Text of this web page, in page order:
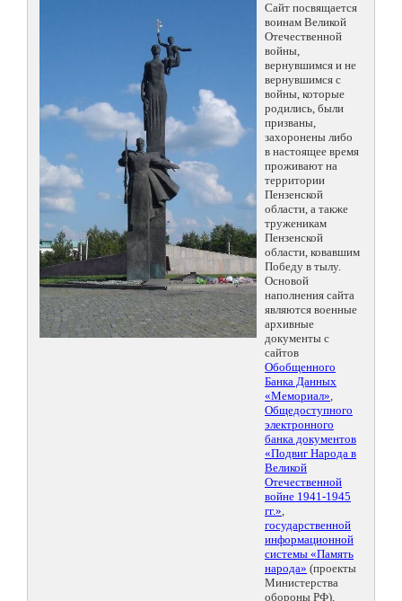
Сайт посвящается
воинам Великой
Отечественной
войны,
вернувшимся и не
вернувшимся с
войны, которые
родились, были
призваны,
захоронены либо
в настоящее время
проживают на
территории
Пензенской
области, а также
труженикам
Пензенской
области, ковавшим
Победу в тылу.
Основой
наполнения сайта
являются военные
архивные
документы с
сайтов
Обобщенного
Банка Данных
«Мемориал»,
Общедоступного
электронного
банка документов
«Подвиг Народа в
Великой
Отечественной
войне 1941-1945
гг.»,
государственной
информационной
системы «Память
народа» (проекты
Министерства
обороны РФ),